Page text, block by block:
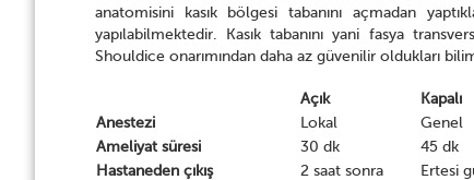
anatomisini kasık bölgesi tabanını açmadan
yapılabilmektedir. Kasık tabanını yani fasya
Shouldice onarımından daha az güvenilir oldukları
Açık
Kapalı
Anestezi
Lokal
Genel
Ameliyat süresi
30 dk
45 dk
Hastaneden çıkış
2 saat sonra
Ertesi